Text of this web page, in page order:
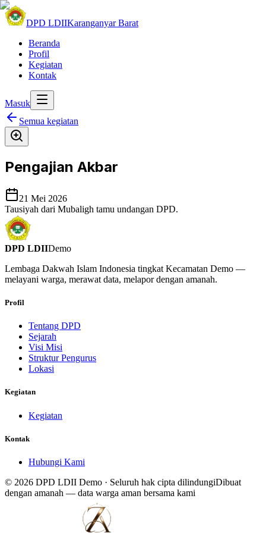
DPD LDIIKaranganyar Barat
Beranda
Profil
Kegiatan
Kontak
Masuk
Semua kegiatan
Pengajian Akbar
21 Mei 2026
Tausiyah dari Mubaligh tamu undangan DPD.
DPD LDIIDemo
Lembaga Dakwah Islam Indonesia tingkat Kecamatan Demo —
melayani warga, merawat data, melapor dengan amanah.
Profil
Tentang DPD
Sejarah
Visi Misi
Struktur Pengurus
Lokasi
Kegiatan
Kegiatan
Kontak
Hubungi Kami
© 2026 DPD LDII Demo · Seluruh hak cipta dilindungiDibuat
dengan amanah — data warga aman bersama kami